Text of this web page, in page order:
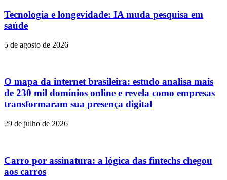
Tecnologia e longevidade: IA muda pesquisa em
saúde
5 de agosto de 2026
O mapa da internet brasileira: estudo analisa mais
de 230 mil domínios online e revela como empresas
transformaram sua presença digital
29 de julho de 2026
Carro por assinatura: a lógica das fintechs chegou
aos carros